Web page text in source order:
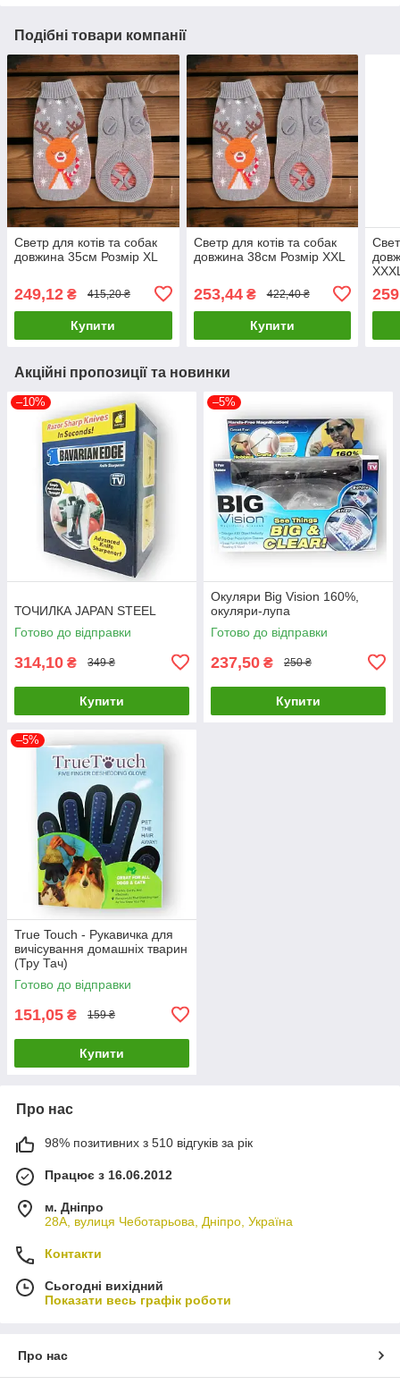
Подібні товари компанії
Светр для котів та собак
довжина 35см Розмір XL
249,12 ₴ 415,20 ₴
Купити
Светр для котів та собак
довжина 38см Розмір XXL
253,44₴ 422,40 ₴
Купити
Акційні пропозиції та новинки
–10%
ТОЧИЛКА JAPAN STEEL
Готово до відправки
314,10 ₴ 349 ₴
Купити
–5%
Окуляри Big Vision 160%,
окуляри-лупа
Готово до відправки
237,50 ₴ 250 ₴
Купити
–5%
True Touch - Рукавичка для
вичісування домашніх тварин
(Тру Тач)
Готово до відправки
151,05 ₴ 159 ₴
Купити
Про нас
98% позитивних з 510 відгуків за рік
Працює з 16.06.2012
м. Дніпро
28А, вулиця Чеботарьова, Дніпро, Україна
Контакти
Сьогодні вихідний
Показати весь графік роботи
Про нас